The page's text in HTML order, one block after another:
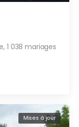
1 038 mariages
Mises à jour